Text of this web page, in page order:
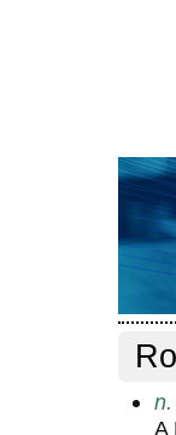
CAPA
Capa>
A